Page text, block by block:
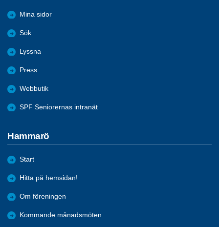
Mina sidor
Sök
Lyssna
Press
Webbutik
SPF Seniorernas intranät
Hammarö
Start
Hitta på hemsidan!
Om föreningen
Kommande månadsmöten